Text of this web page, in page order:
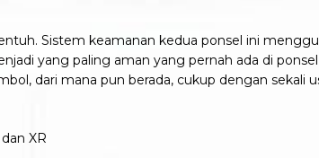
Sistem keamanan kedua ponsel ini
yang paling aman yang pernah ada di
dari mana pun berada, cukup dengan sekali